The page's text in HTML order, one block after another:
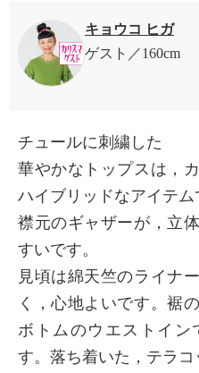
キョウコ ヒガ
ゲスト
160cm
チュールに刺繍した
華やかなトップスは，
ハイブリッドなアイテム
襟元のギャザーが，立
すいです。
見頃は綿天竺のライナ
く，心地よいです。裾
ボトムのウエストイン
す。落ち着いた，テラコ